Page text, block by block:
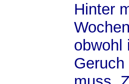
Hinter
obwohl